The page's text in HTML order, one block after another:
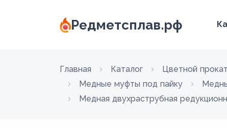
Редметсплав.рф
Главная Каталог Цветной
Медные муфты под пайку
Медная двухраструбная